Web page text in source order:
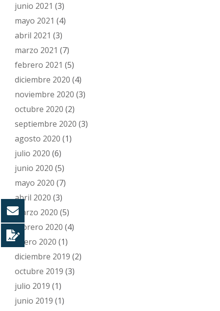
junio 2021 (3)
mayo 2021 (4)
abril 2021 (3)
marzo 2021 (7)
febrero 2021 (5)
diciembre 2020 (4)
noviembre 2020 (3)
octubre 2020 (2)
septiembre 2020 (3)
agosto 2020 (1)
julio 2020 (6)
junio 2020 (5)
mayo 2020 (7)
abril 2020 (3)
marzo 2020 (5)
febrero 2020 (4)
enero 2020 (1)
diciembre 2019 (2)
octubre 2019 (3)
julio 2019 (1)
junio 2019 (1)